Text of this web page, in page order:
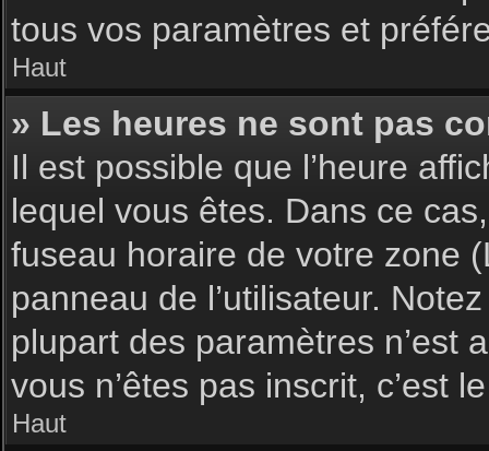
tous vos paramètres et
Haut
» Les heures ne sont pas
Il est possible que l’heure
lequel vous êtes. Dans ce
fuseau horaire de votre zone
panneau de l’utilisateur.
plupart des paramètres n’est
vous n’êtes pas inscrit, c’est
Haut